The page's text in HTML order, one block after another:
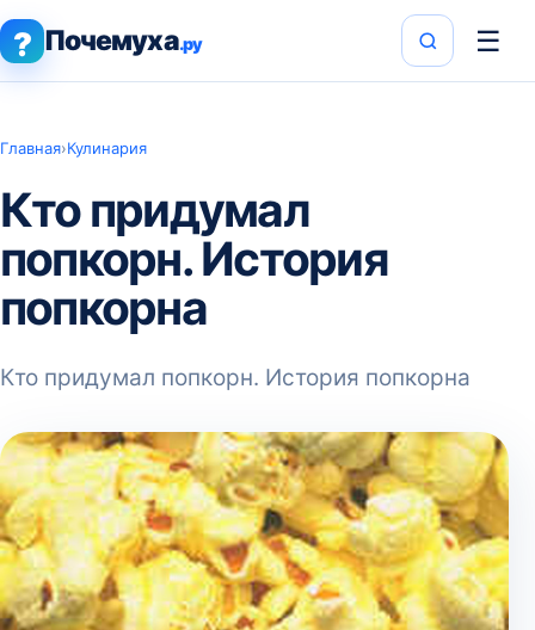
? Почемуха.ру ☰
Главная›Кулинария
Кто придумал
попкорн. История
попкорна
Кто придумал попкорн. История попкорна